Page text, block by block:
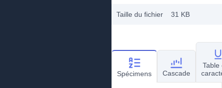
Taille du fichier 31 KB
Spécimens Cascade
Table